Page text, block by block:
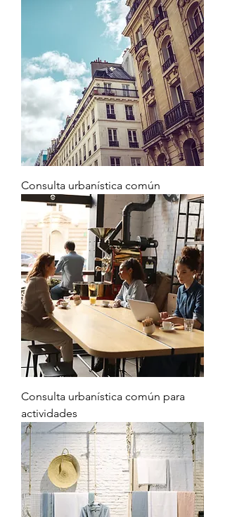
Consulta urbanística común
Consulta urbanística común para
actividades